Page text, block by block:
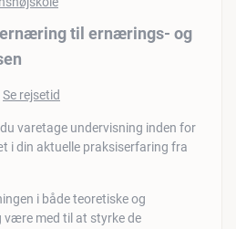
til ernærings- og
Se rejsetid
varetage undervisning inden for
i din aktuelle praksiserfaring fra
i både teoretiske og
med til at styrke de